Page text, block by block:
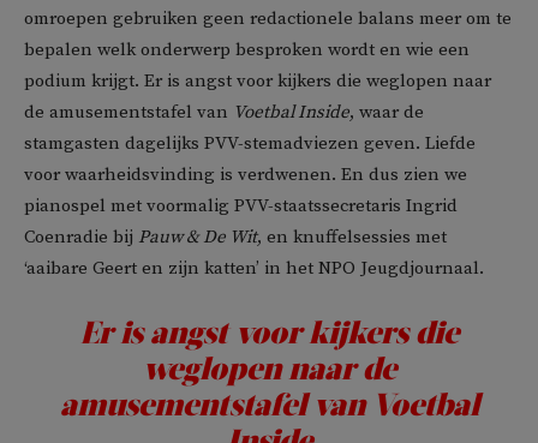
omroepen gebruiken geen redactionele balans meer om te
bepalen welk onderwerp besproken wordt en wie een
podium krijgt. Er is angst voor kijkers die weglopen naar
de amusementstafel van Voetbal Inside, waar de
stamgasten dagelijks PVV-stemadviezen geven. Liefde
voor waarheidsvinding is verdwenen. En dus zien we
pianospel met voormalig PVV-staatssecretaris Ingrid
Coenradie bij Pauw & De Wit, en knuffelsessies met
‘aaibare Geert en zijn katten’ in het NPO Jeugdjournaal.
Er is angst voor kijkers die
weglopen naar de
amusementstafel van Voetbal